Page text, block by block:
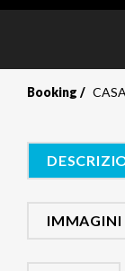
Booking
IMMAGINI